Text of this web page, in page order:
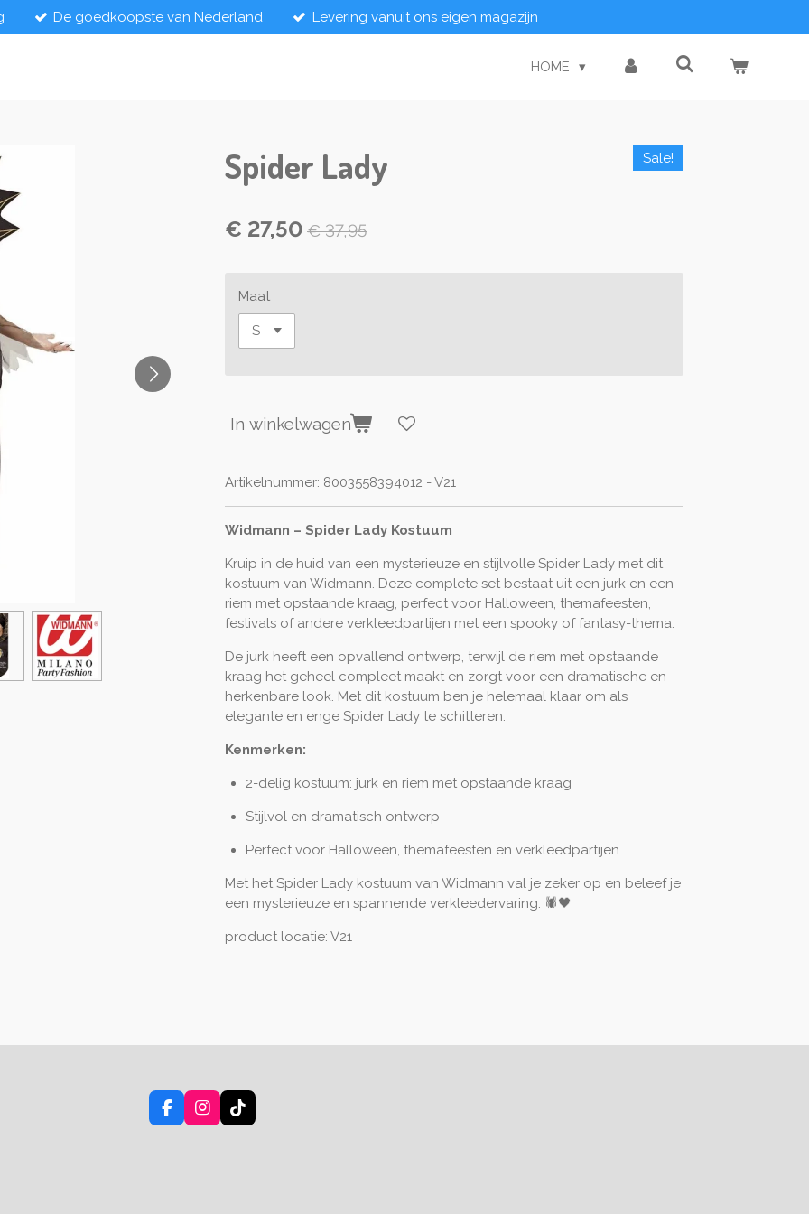
De goedkoopste van Nederland Levering vanuit ons eigen magazijn
HOME
Spider Lady Sale!
€ 27,50 € 37,95
Maat
In winkelwagen
Artikelnummer: 8003558394012 - V21
Widmann – Spider Lady Kostuum
Kruip in de huid van een mysterieuze en stijlvolle Spider Lady met dit
kostuum van Widmann. Deze complete set bestaat uit een jurk en een
riem met opstaande kraag, perfect voor Halloween, themafeesten,
festivals of andere verkleedpartijen met een spooky of fantasy-thema.
De jurk heeft een opvallend ontwerp, terwijl de riem met opstaande
kraag het geheel compleet maakt en zorgt voor een dramatische en
herkenbare look. Met dit kostuum ben je helemaal klaar om als
elegante en enge Spider Lady te schitteren.
Kenmerken:
2-delig kostuum: jurk en riem met opstaande kraag
Stijlvol en dramatisch ontwerp
Perfect voor Halloween, themafeesten en verkleedpartijen
Met het Spider Lady kostuum van Widmann val je zeker op en beleef je
een mysterieuze en spannende verkleedervaring. 🕷️🖤
product locatie: V21
F
a
I
n
T
i